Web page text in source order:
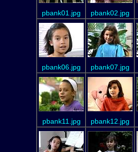
pbank01.jpg pbank02.jpg
pbank06.jpg pbank07.jpg
pbank11.jpg pbank12.jpg